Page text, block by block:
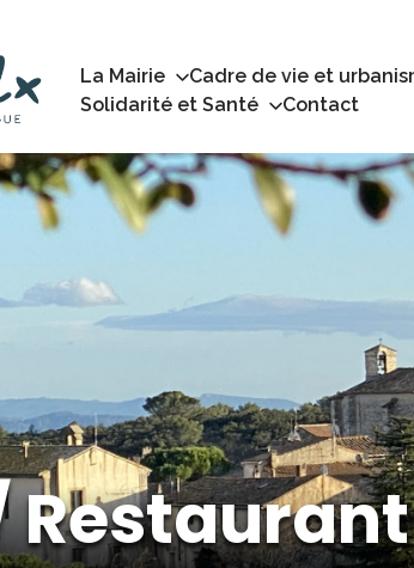
La Mairie Cadre de vie et
Solidarité et Santé
Contact
Restaurant